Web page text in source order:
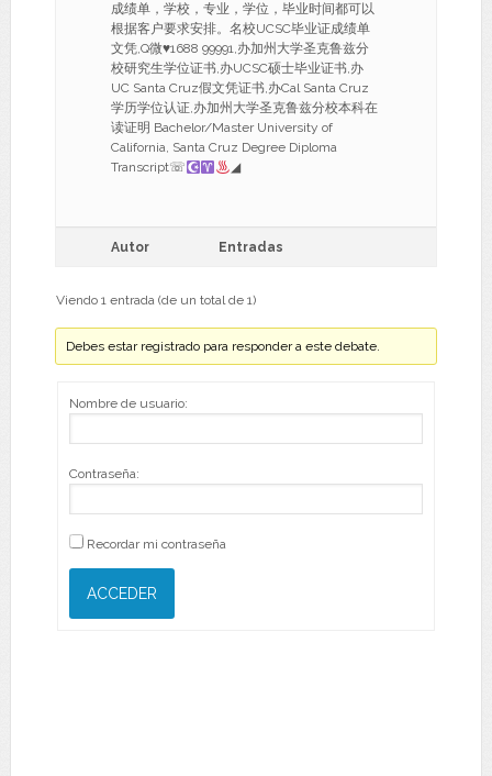
成绩单，学校，专业，学位，毕业时间都可以
根据客户要求安排。名校UCSC毕业证成绩单
文凭,Q微♥1688 99991,办加州大学圣克鲁兹分
校研究生学位证书,办UCSC硕士毕业证书,办
UC Santa Cruz假文凭证书,办Cal Santa Cruz
学历学位认证,办加州大学圣克鲁兹分校本科在
读证明 Bachelor/Master University of
California, Santa Cruz Degree Diploma
Transcript☏
◢
Autor Entradas
Viendo 1 entrada (de un total de 1)
Debes estar registrado para responder a este debate.
Nombre de usuario:
Contraseña:
Recordar mi contraseña
ACCEDER